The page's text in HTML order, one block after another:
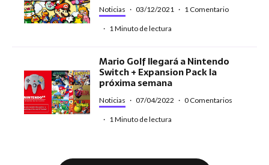
Noticias · 03/12/2021 · 1 Comentario
· 1 Minuto de lectura
Mario Golf llegará a Nintendo
Switch + Expansion Pack la
próxima semana
Noticias · 07/04/2022 · 0 Comentarios
· 1 Minuto de lectura